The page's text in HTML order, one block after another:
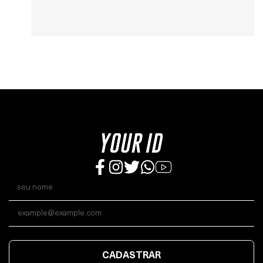
CADASTRAR